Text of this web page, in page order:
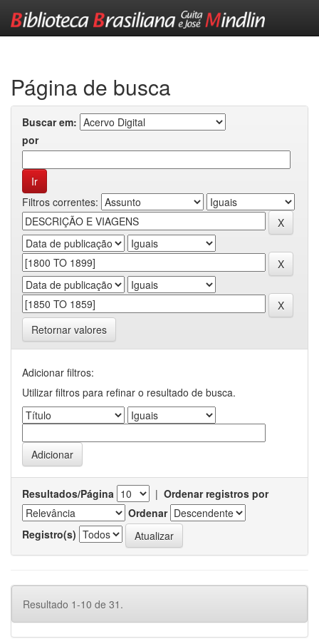
Página de busca
Buscar em:
por
Filtros correntes:
Retornar valores
Adicionar filtros:
Utilizar filtros para refinar o resultado de busca.
Resultados/Página | Ordenar registros por
Ordenar
Registro(s)
Resultado 1-10 de 31.